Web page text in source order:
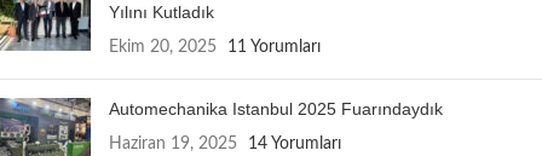
Yılını Kutladık
Ekim 20, 2025 11 Yorumları
Automechanika Istanbul 2025 Fuarındaydık
Haziran 19, 2025 14 Yorumları